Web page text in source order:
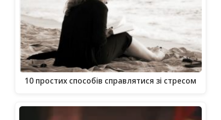
10 простих способів справлятися зі стресом